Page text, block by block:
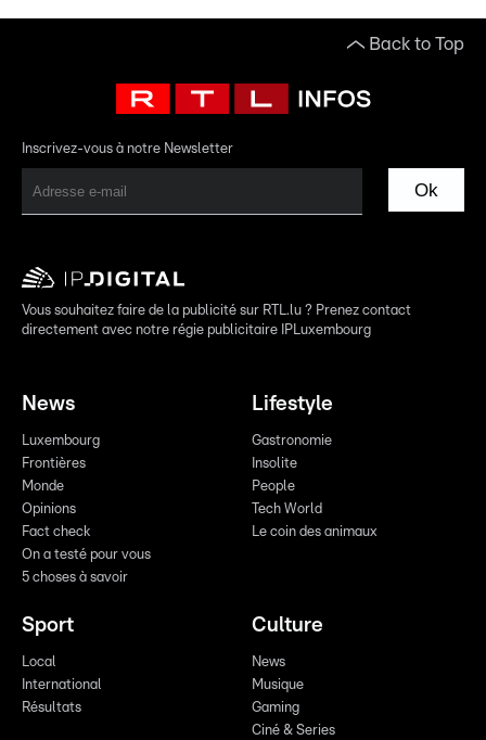
Back to Top
Inscrivez-vous à notre Newsletter
Ok
Vous souhaitez faire de la publicité sur RTL.lu ? Prenez contact
directement avec notre régie publicitaire IPLuxembourg
News
Luxembourg
Frontières
Monde
Opinions
Fact check
On a testé pour vous
5 choses à savoir
Lifestyle
Gastronomie
Insolite
People
Tech World
Le coin des animaux
Sport
Local
International
Résultats
Culture
News
Musique
Gaming
Ciné & Series